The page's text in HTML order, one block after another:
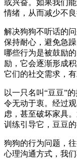
或兴奋。如果我们
情绪，从而减少不良
解决狗狗不听话的
保持耐心，避免急
哪些行为是被鼓励
励，它会逐渐形成
它们的社交需求，
以一只名叫“豆豆”
令无动于衷。经过
虑，甚至破坏家具
训练引导它，豆豆
狗狗的行为问题，
心理沟通方式，我